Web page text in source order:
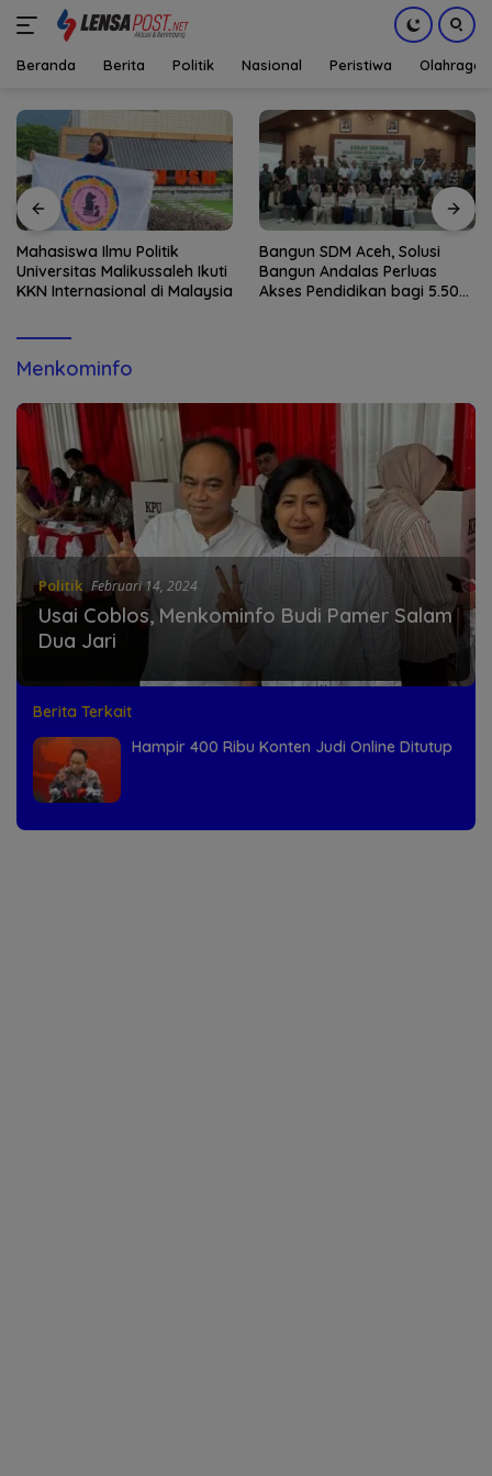
konten
Beranda Berita Politik Nasional Peristiwa Olahraga
Mahasiswa Ilmu Politik
Universitas Malikussaleh Ikuti
KKN Internasional di Malaysia
Bangun SDM Aceh, Solusi
Bangun Andalas Perluas
Akses Pendidikan bagi 5.500
Menkominfo
Politik Februari 14, 2024
Usai Coblos, Menkominfo Budi Pamer Salam
Dua Jari
Berita Terkait
Hampir 400 Ribu Konten Judi Online Ditutup